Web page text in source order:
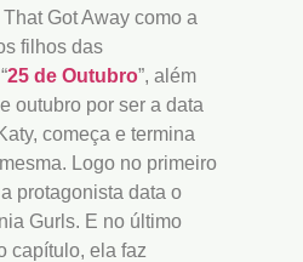
Got Away como a
filhos das
25 de Outubro”, além
outubro por ser a data
começa e termina
Logo no primeiro
protagonista data o
Gurls. E no último
capítulo, ela faz